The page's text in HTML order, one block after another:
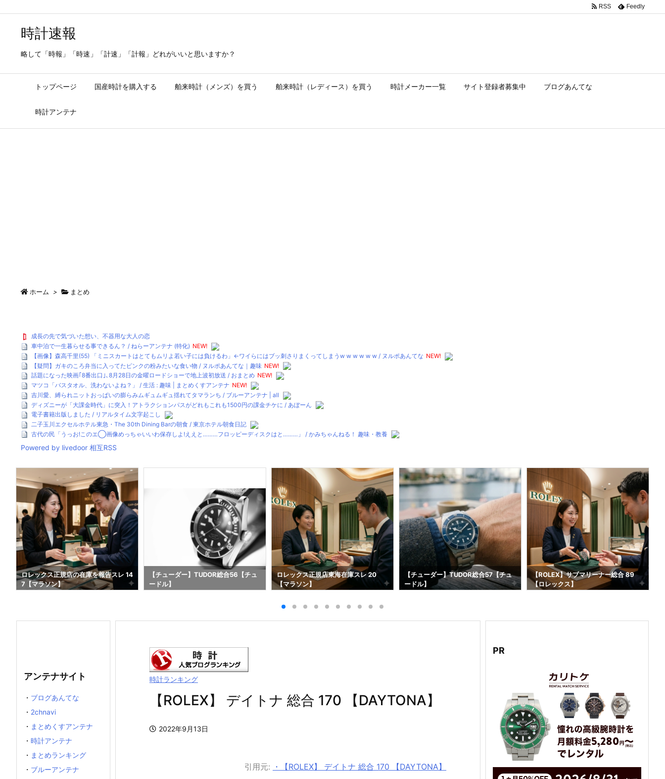
時計速報
略して「時報」「時速」「計速」「計報」どれがいいと思いますか？
トップページ 国産時計を購入する 舶来時計（メンズ）を買う 舶来時計（レディース）を買う 時計メーカー一覧 サイト登録者募集中 ブログあんてな
時計アンテナ
RSS Feedly
ホーム > まとめ
成長の先で気づいた想い、不器用な大人の恋
車中泊で一生暮らせる事できるん？ / ねらーアンテナ (特化) NEW!
【画像】森高千里(55) 「ミニスカートはとてもムリよ若い子には負けるわ」←ワイらにはブッ刺さりまくってしまうw w w w w w / ヌルポあんてな NEW!
【疑問】ガキのころ弁当に入ってたピンクの粉みたいな食い物 / ヌルポあんてな｜趣味 NEW!
話題になった映画｢8番出口｣､8月28日の金曜ロードショーで地上波初放送 / おまとめ NEW!
マツコ「バスタオル、洗わないよね？」 / 生活 : 趣味 | まとめくすアンテナ NEW!
吉川愛、縛られニットおっぱいの膨らみムギュムギュ揺れてタマランち / ブルーアンテナ | all
ディズニーが「大課金時代」に突入！アトラクションパスがどれもこれも1500円の課金チケに / あぼーん
電子書籍出版しました / リアルタイム文字起こし
二子玉川エクセルホテル東急・The 30th Dining Barの朝食 / 東京ホテル朝食日記
古代の民「うっお!このエ◯画像めっちゃいいわ保存しよ!ええと………フロッピーディスクはと………」 / かみちゃんねる！ 趣味・教養
Powered by livedoor 相互RSS
ロレックス正規店の在庫を報告スレ 14
7【マラソン】
【チューダー】TUDOR総合56【チュ
ードル】
ロレックス正規店東海在庫スレ 20
【マラソン】
【チューダー】TUDOR総合57【チュ
ードル】
【ROLEX】サブマリーナー総合 89
【ロレックス】
時計ランキング
【ROLEX】 デイトナ 総合 170 【DAYTONA】
2022年9月13日
引用元: ・【ROLEX】 デイトナ 総合 170 【DAYTONA】
アンテナサイト
・ ブログあんてな
・ 2chnavi
・ まとめくすアンテナ
・ 時計アンテナ
・ まとめランキング
・ ブルーアンテナ
PR